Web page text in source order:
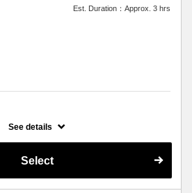
るため料金が異なります。
Est. Duration：Approx. 3 hrs
マ）での施術はこちらをお選びください。
からないなどのご不明な点がある場合、お
るため料金が異なります。
See details
Select